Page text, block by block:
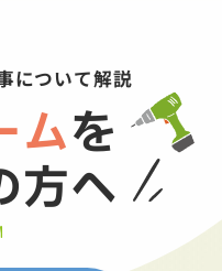
について解説
ムを
方へ